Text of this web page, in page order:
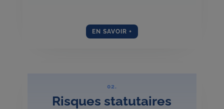
EN SAVOIR +
02.
Risques statutaires